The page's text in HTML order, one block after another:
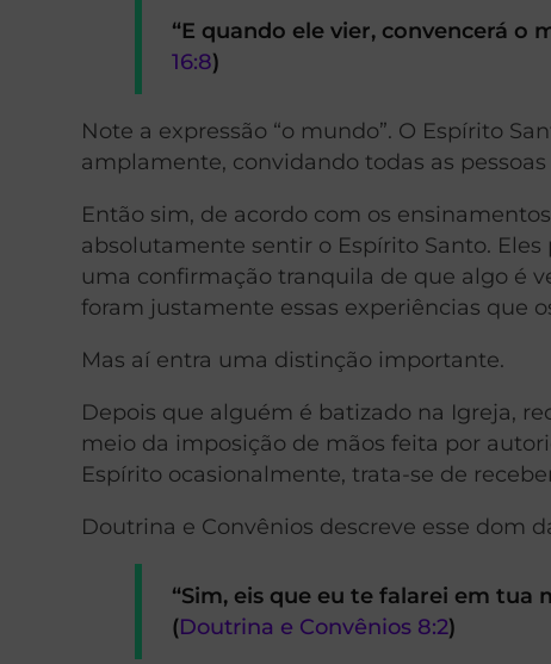
“E quando ele vier, convencerá o
16:8)
Note a expressão “o mundo”. O Espírito
amplamente, convidando todas as pessoas
Então sim, de acordo com os
absolutamente sentir o Espírito Santo.
uma confirmação tranquila de que algo é
foram justamente essas experiências que
Mas aí entra uma distinção importante.
Depois que alguém é batizado na Igreja,
meio da imposição de mãos feita por
Espírito ocasionalmente, trata-se de
Doutrina e Convênios descreve esse dom
“Sim, eis que eu te falarei em tua
(Doutrina e Convênios 8:2)